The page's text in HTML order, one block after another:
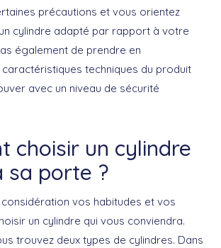
précautions et vous orientez
cylindre adapté par rapport à votre
également de prendre en
techniques du produit
avec un niveau de sécurité
choisir un cylindre
sa porte ?
vos habitudes et vos
un cylindre qui vous conviendra.
trouvez deux types de cylindres. Dans